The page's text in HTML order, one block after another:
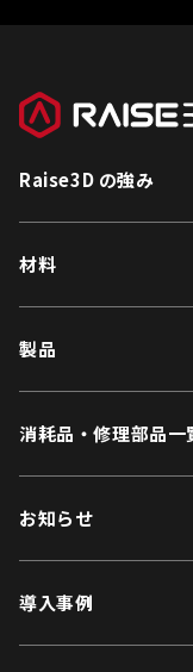
Raise3D の強み
材料
製品
消耗品・修理部品一
お知らせ
導入事例